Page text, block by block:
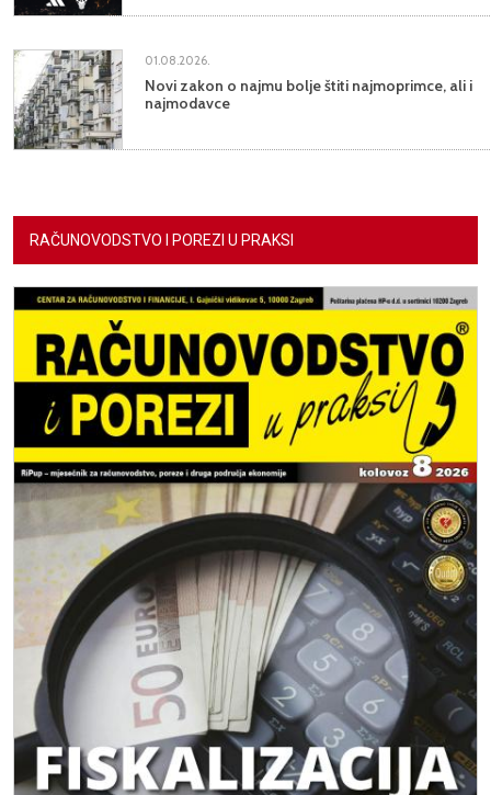
01.08.2026.
Novi zakon o najmu bolje štiti najmoprimce, ali i
najmodavce
RAČUNOVODSTVO I POREZI U PRAKSI